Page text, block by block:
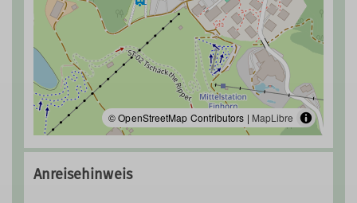
© OpenStreetMap Contributors | MapLibre
Anreisehinweis